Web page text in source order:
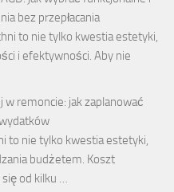
bez przepłacania
to nie tylko kwestia estetyki,
i efektywności. Aby nie
remoncie: jak zaplanować
to nie tylko kwestia estetyki,
budżetem. Koszt
od kilku …